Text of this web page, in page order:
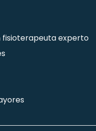
fisioterapeuta experto